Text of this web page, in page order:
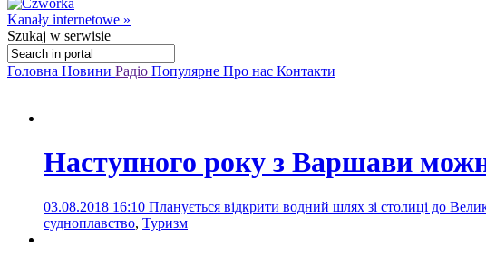
Kanały internetowe »
Szukaj w serwisie
Головна Новини Радіо Популярне Про нас Контакти
Наступного року з Варшави
03.08.2018 16:10 Планується відкрити водний шлях зі столиці до
судноплавство, Туризм